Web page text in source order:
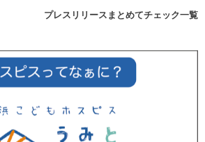
プレスリリースまとめてチェック一覧